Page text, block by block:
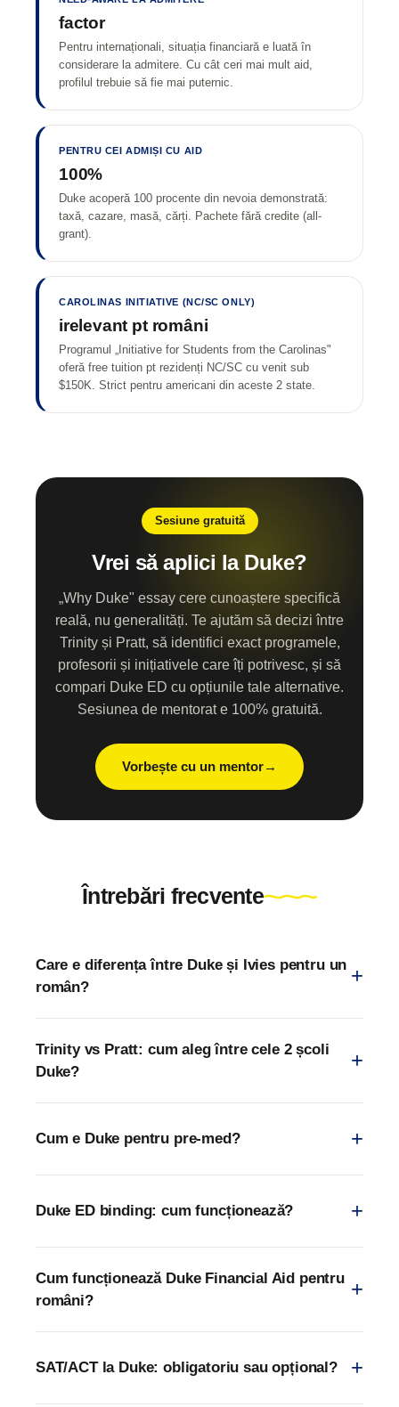
factor
Pentru internaționali, situația financiară e luată în
considerare la admitere. Cu cât ceri mai mult aid,
profilul trebuie să fie mai puternic.
PENTRU CEI ADMIȘI CU AID
100%
Duke acoperă 100 procente din nevoia demonstrată:
taxă, cazare, masă, cărți. Pachete fără credite (all-
grant).
CAROLINAS INITIATIVE (NC/SC ONLY)
irelevant pt români
Programul „Initiative for Students from the Carolinas"
oferă free tuition pt rezidenți NC/SC cu venit sub
$150K. Strict pentru americani din aceste 2 state.
Sesiune gratuită
Vrei să aplici la Duke?
„Why Duke" essay cere cunoaștere specifică
reală, nu generalități. Te ajutăm să decizi între
Trinity și Pratt, să identifici exact programele,
profesorii și inițiativele care îți potrivesc, și să
compari Duke ED cu opțiunile tale alternative.
Sesiunea de mentorat e 100% gratuită.
Vorbește cu un mentor
Întrebări frecvente
Care e diferența între Duke și Ivies pentru un
român?
Trinity vs Pratt: cum aleg între cele 2 școli
Duke?
Cum e Duke pentru pre-med?
Duke ED binding: cum funcționează?
Cum funcționează Duke Financial Aid pentru
români?
SAT/ACT la Duke: obligatoriu sau opțional?